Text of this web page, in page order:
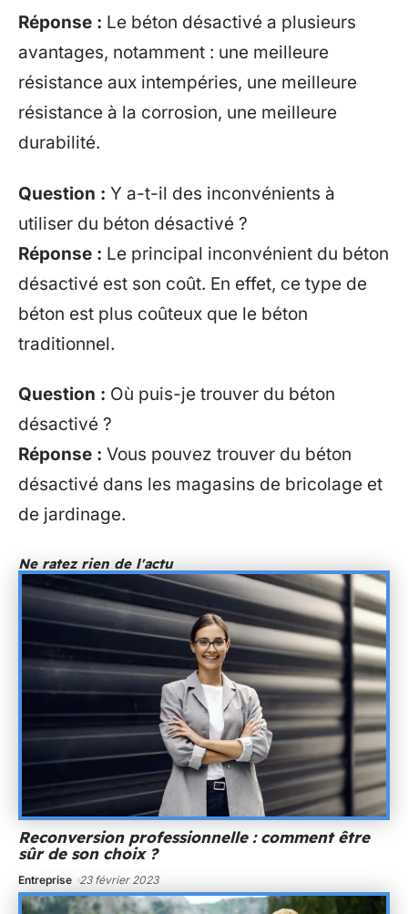
Réponse : Le béton désactivé a plusieurs
avantages, notamment : une meilleure
résistance aux intempéries, une meilleure
résistance à la corrosion, une meilleure
durabilité.
Question : Y a-t-il des inconvénients à
utiliser du béton désactivé ?
Réponse : Le principal inconvénient du béton
désactivé est son coût. En effet, ce type de
béton est plus coûteux que le béton
traditionnel.
Question : Où puis-je trouver du béton
désactivé ?
Réponse : Vous pouvez trouver du béton
désactivé dans les magasins de bricolage et
de jardinage.
Ne ratez rien de l'actu
Reconversion professionnelle : comment être
sûr de son choix ?
Entreprise 23 février 2023